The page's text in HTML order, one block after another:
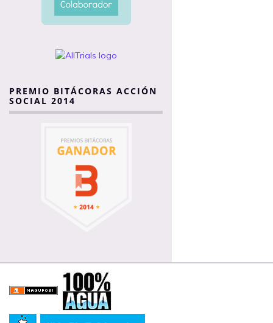
PREMIO BITÁCORAS ACCIÓN
SOCIAL 2014